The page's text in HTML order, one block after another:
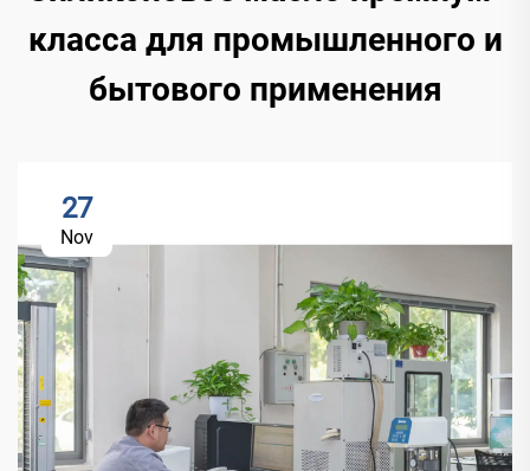
класса для промышленного и
бытового применения
27
Nov